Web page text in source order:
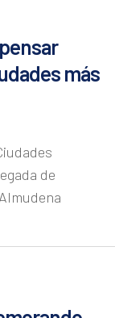
más
de